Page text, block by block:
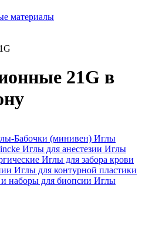
материалы
21G в
Бабочки (минивен) Иглы
Иглы для анестезии Иглы
Иглы для забора крови
Иглы для контурной пластики
наборы для биопсии Иглы